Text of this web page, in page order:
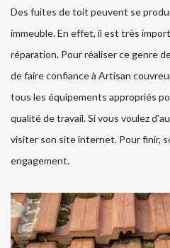
Des fuites de toit peuvent se
immeuble. En effet, il est très
réparation. Pour réaliser ce genre
de faire confiance à Artisan
tous les équipements appropriés
qualité de travail. Si vous voulez
visiter son site internet. Pour finir,
engagement.